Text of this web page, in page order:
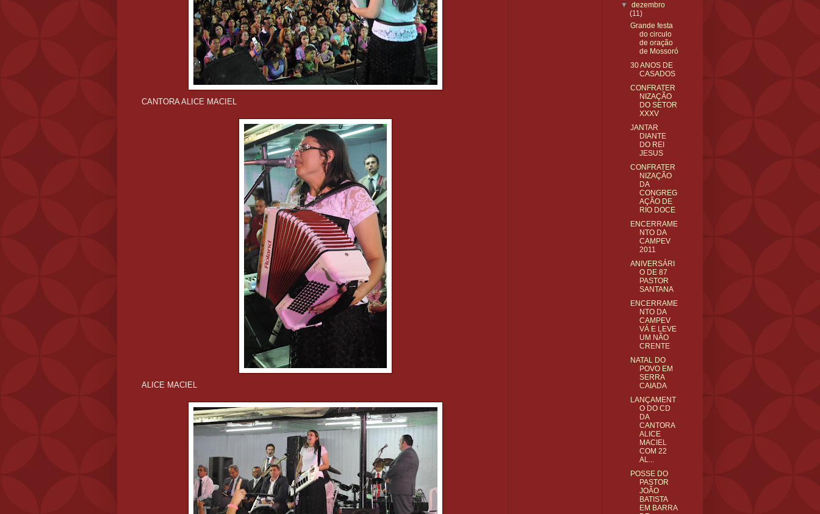
CANTORA ALICE MACIEL
ALICE MACIEL
▼dezembro
(11)
Grande festa
do circulo
de oração
de Mossoró
30 ANOS DE
CASADOS
CONFRATER
NIZAÇÃO
DO SETOR
XXXV
JANTAR
DIANTE
DO REI
JESUS
CONFRATER
NIZAÇÃO
DA
CONGREG
AÇÃO DE
RIO DOCE
ENCERRAME
NTO DA
CAMPEV
2011
ANIVERSÁRI
O DE 87
PASTOR
SANTANA
ENCERRAME
NTO DA
CAMPEV
VÁ E LEVE
UM NÃO
CRENTE
NATAL DO
POVO EM
SERRA
CAIADA
LANÇAMENT
O DO CD
DA
CANTORA
ALICE
MACIEL
COM 22
AL...
POSSE DO
PASTOR
JOÃO
BATISTA
EM BARRA